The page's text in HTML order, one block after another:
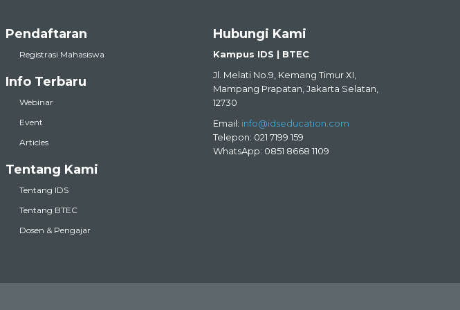
Pendaftaran
Registrasi Mahasiswa
Info Terbaru
Webinar
Event
Articles
Tentang Kami
Tentang IDS
Tentang BTEC
Dosen & Pengajar
Hubungi Kami
Kampus IDS | BTEC
Jl. Melati No.9, Kemang Timur XI,
Mampang Prapatan, Jakarta Selatan,
12730
Email: info@idseducation.com
Telepon: 021 7199 159
WhatsApp: 0851 8668 1109